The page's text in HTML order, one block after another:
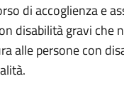
di accoglienza e
disabilità gravi che
alle persone con